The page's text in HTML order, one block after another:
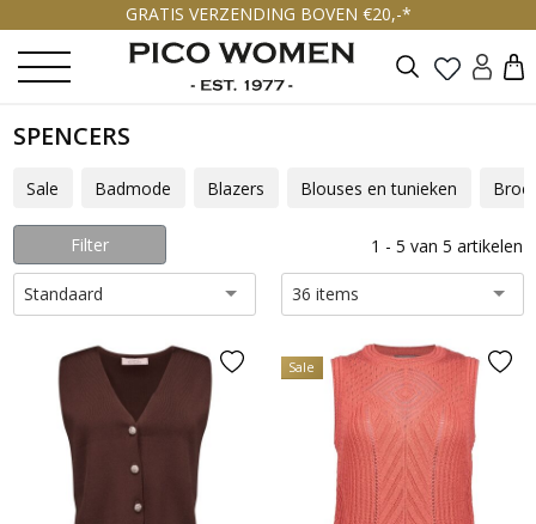
GRATIS VERZENDING BOVEN €20,-*
Zoeken
SPENCERS
Sale Badmode Blazers Blouses en tunieken
Filter
Standaard
1 - 5 van 5 artikelen
36 items
Sale